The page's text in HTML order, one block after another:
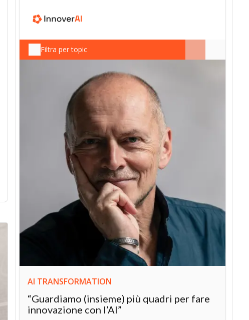
Filtra per topic
AI TRANSFORMATION
“Guardiamo (insieme) più quadri per fare
innovazione con l’AI”